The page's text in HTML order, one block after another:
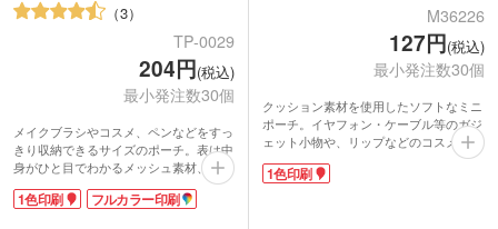
3
TP-0029
204円(税込)
最小発注数30個
メイクブラシやコスメ、ペンなどをすっ
きり収納できるサイズのポーチ。表は中
身がひと目でわかるメッシュ素材、裏は
目隠しができるポリエステル素材。持つ
向きを変えれば、中身を見せたいときに
1色印刷 フルカラー印刷
M36226
127円(税込)
最小発注数30個
クッション素材を使用したソフトなミニ
ポーチ。イヤフォン・ケーブル等のガジ
ェット小物や、リップなどのコスメ収納
などにちょうどいいサイズ感です。くす
みカラーの生地にゴールドファスナーが
1色印刷